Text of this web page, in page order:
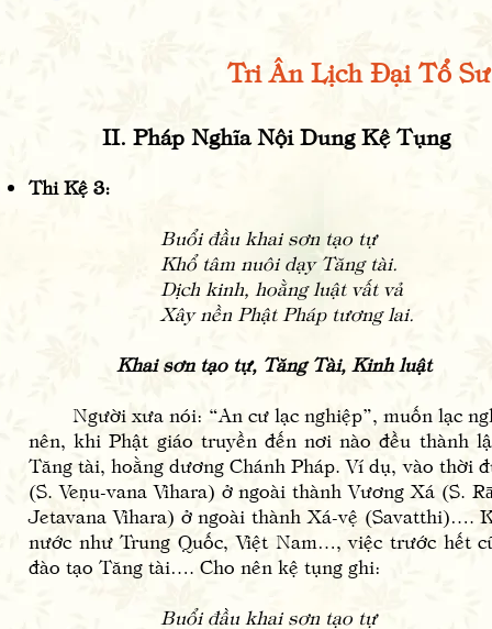
Tri Ân Lịch Đại Tổ Sư
II. Pháp Nghĩa Nội Dung Kệ Tụng
Thi Kệ 3:
Buổi đầu khai sơn tạo tự
Khổ tâm nuôi dạy Tăng tài.
Dịch kinh, hoằng luật vất vả
Xây nền Phật Pháp tương lai.
Khai sơn tạo tự, Tăng Tài, Kinh luật
Người xưa nói: “An cư lạc nghiệp”, muốn lạc
nên, khi Phật giáo truyền đến nơi nào đều thành
Tăng tài, hoằng dương Chánh Pháp. Ví dụ, vào thời
(S. Veṇu-vana Vihara) ở ngoài thành Vương Xá (S.
Jetavana Vihara) ở ngoài thành Xá-vệ (Savatthi)….
nước như Trung Quốc, Việt Nam…, việc trước hết
đào tạo Tăng tài…. Cho nên kệ tụng ghi:
Buổi đầu khai sơn tạo tự